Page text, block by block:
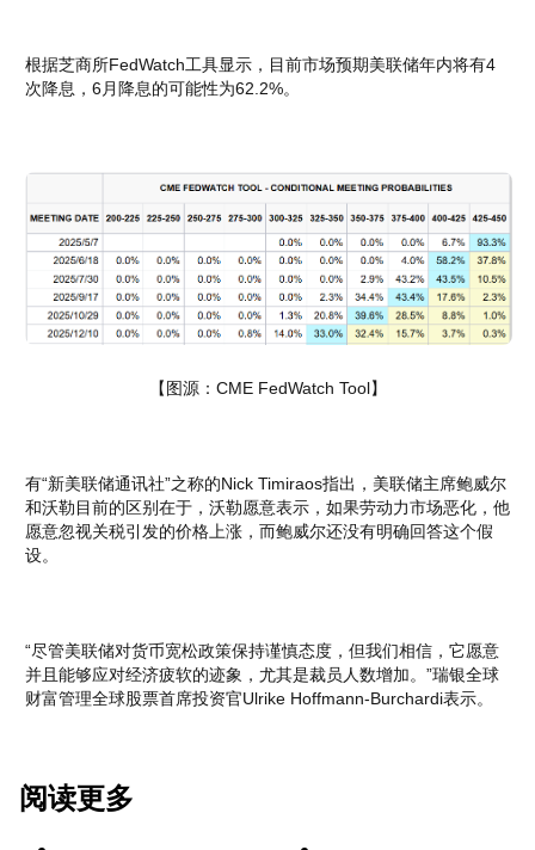
根据芝商所FedWatch工具显示，目前市场预期美联储年内将有4
次降息，6月降息的可能性为62.2%。
【图源：CME FedWatch Tool】
有“新美联储通讯社”之称的Nick Timiraos指出，美联储主席鲍威尔
和沃勒目前的区别在于，沃勒愿意表示，如果劳动力市场恶化，他
愿意忽视关税引发的价格上涨，而鲍威尔还没有明确回答这个假
设。
“尽管美联储对货币宽松政策保持谨慎态度，但我们相信，它愿意
并且能够应对经济疲软的迹象，尤其是裁员人数增加。”瑞银全球
财富管理全球股票首席投资官Ulrike Hoffmann-Burchardi表示。
阅读更多